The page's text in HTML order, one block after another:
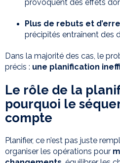
provoquent des effets
Plus de rebuts et
précipités entraînent des
Dans la majorité des cas, le
précis : une planification
Le rôle de la
pourquoi le
compte
Planifier, ce n’est pas juste
organiser les opérations pour